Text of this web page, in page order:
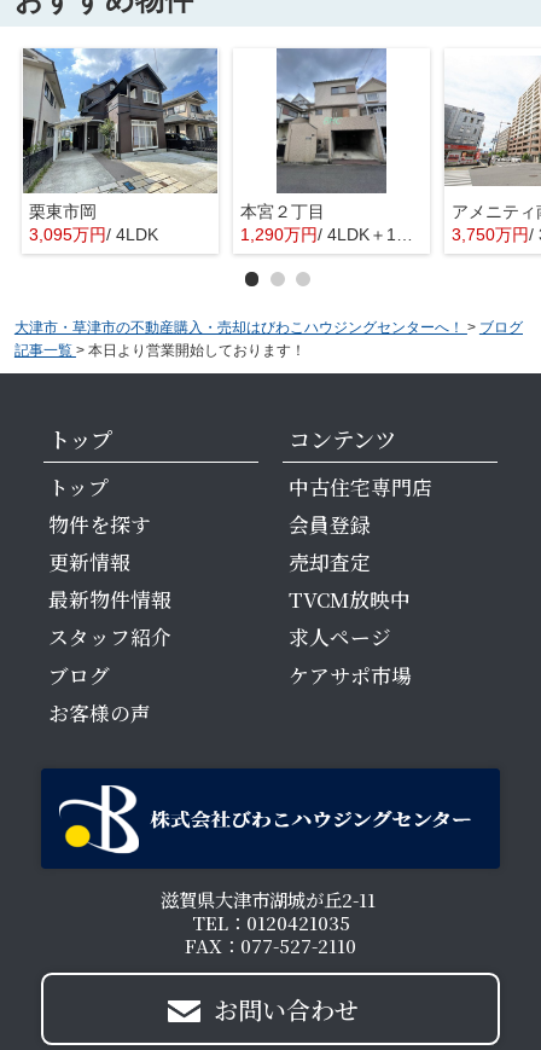
栗東市岡
3,095万円/ 4LDK
本宮２丁目
1,290万円/ 4LDK＋1S(納戸) 3,750万円/
大津市・草津市の不動産購入・売却はびわこハウジングセンターへ！ > ブログ
記事一覧 > 本日より営業開始しております！
トップ
トップ
物件を探す
更新情報
最新物件情報
スタッフ紹介
ブログ
お客様の声
コンテンツ
中古住宅専門店
会員登録
売却査定
TVCM放映中
求人ページ
ケアサポ市場
滋賀県大津市湖城が丘2-11
TEL：0120421035
FAX：077-527-2110
お問い合わせ